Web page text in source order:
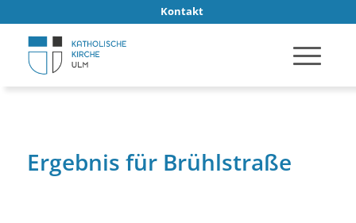
Kontakt
Ergebnis für Brühlstraße